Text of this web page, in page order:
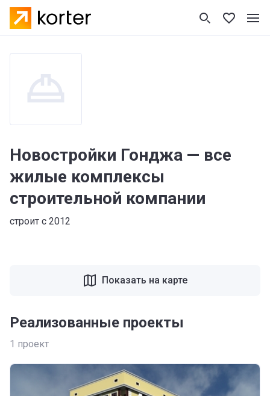
Новостройки Гонджа — все
жилые комплексы
строительной компании
строит с 2012
Реализованные проекты
1 проект
Показать на карте